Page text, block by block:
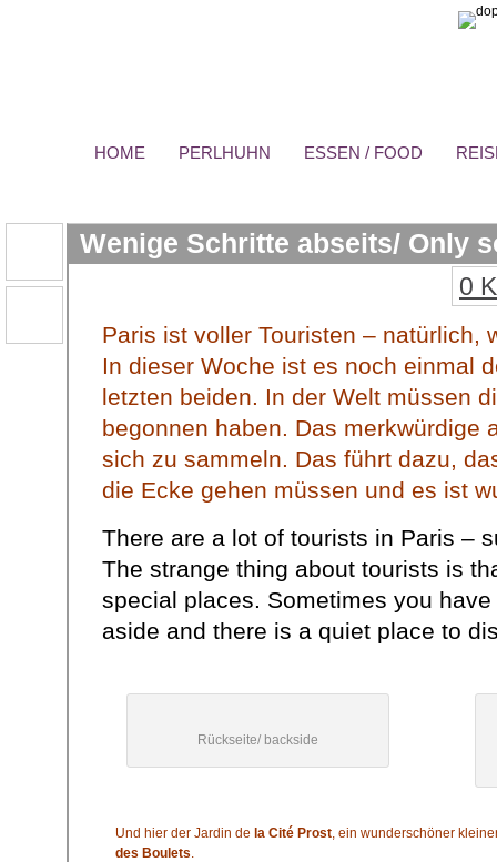
HOME PERLHUHN ESSEN / FOOD
Wenige Schritte abseits/ Only
0
Paris ist voller Touristen – natürlich,
In dieser Woche ist es noch einmal
letzten beiden. In der Welt müssen
begonnen haben. Das merkwürdige
sich zu sammeln. Das führt dazu,
die Ecke gehen müssen und es ist
There are a lot of tourists in Paris –
The strange thing about tourists is
special places. Sometimes you
aside and there is a quiet place to
Rückseite/ backside
Und hier der Jardin de la Cité Prost, ein wunderschöner
des Boulets.